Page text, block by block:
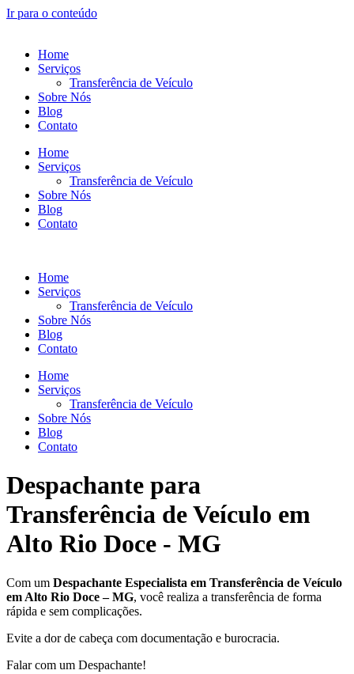
Ir para o conteúdo
Home
Serviços
Transferência de Veículo
Sobre Nós
Blog
Contato
Home
Serviços
Transferência de Veículo
Sobre Nós
Blog
Contato
Home
Serviços
Transferência de Veículo
Sobre Nós
Blog
Contato
Home
Serviços
Transferência de Veículo
Sobre Nós
Blog
Contato
Despachante para
Transferência de Veículo em
Alto Rio Doce - MG
Com um Despachante Especialista em Transferência de Veículo
em Alto Rio Doce – MG, você realiza a transferência de forma
rápida e sem complicações.
Evite a dor de cabeça com documentação e burocracia.
Falar com um Despachante!